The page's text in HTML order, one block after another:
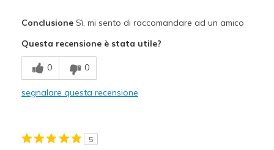
Migliori Utilizzi:
Going Out
View On Shoes
Shoes are for Wearing
ConclusioneSì, mi sento di raccomandare ad un amico
Questa recensione è stata utile?
0 0
segnalare questa recensione
5